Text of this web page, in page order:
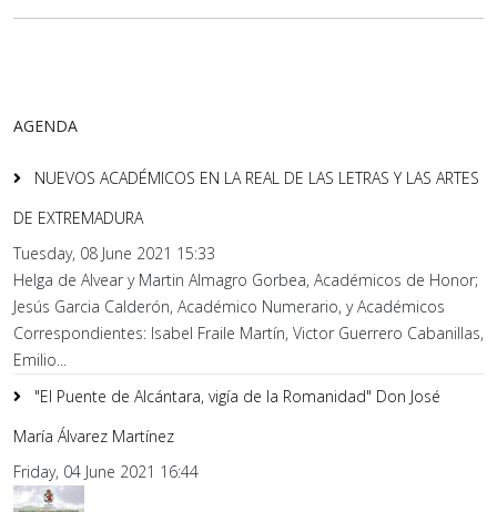
AGENDA
NUEVOS ACADÉMICOS EN LA REAL DE LAS LETRAS Y LAS ARTES
DE EXTREMADURA
Tuesday, 08 June 2021 15:33
Helga de Alvear y Martin Almagro Gorbea, Académicos de Honor;
Jesús Garcia Calderón, Académico Numerario, y Académicos
Correspondientes: Isabel Fraile Martín, Victor Guerrero Cabanillas,
Emilio...
"El Puente de Alcántara, vigía de la Romanidad" Don José
María Álvarez Martínez
Friday, 04 June 2021 16:44